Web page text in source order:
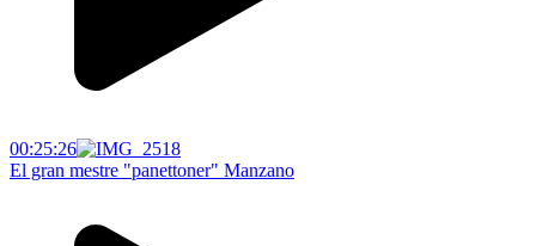
00:25:26
El gran mestre "panettoner" Manzano